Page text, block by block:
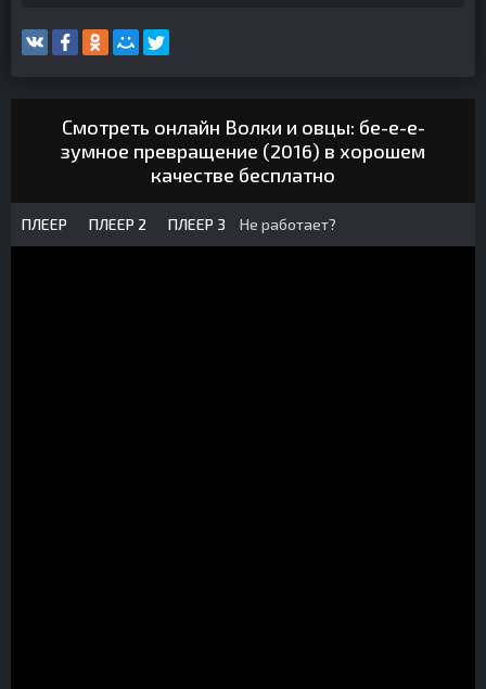
Смотреть онлайн Волки и овцы: бе-е-е-
зумное превращение (2016) в хорошем
качестве бесплатно
ПЛЕЕР ПЛЕЕР 2 ПЛЕЕР 3 Не работает?